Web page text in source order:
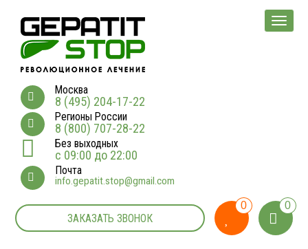
Москва
8 (495) 204-17-22
Регионы России
8 (800) 707-28-22
Без выходных
с 09:00 до 22:00
Почта
info.gepatit.stop@gmail.com
ЗАКАЗАТЬ ЗВОНОК
0 0